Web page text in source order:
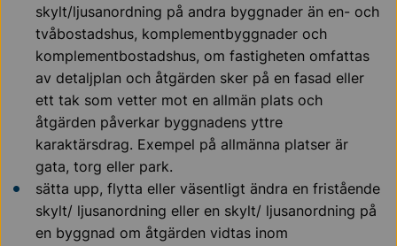
skylt/ljusanordning på andra byggnader än en- och
tvåbostadshus, komplementbyggnader och
komplementbostadshus, om fastigheten omfattas
av detaljplan och åtgärden sker på en fasad eller
ett tak som vetter mot en allmän plats och
åtgärden påverkar byggnadens yttre
karaktärsdrag. Exempel på allmänna platser är
gata, torg eller park.
sätta upp, flytta eller väsentligt ändra en fristående
skylt/ ljusanordning eller en skylt/ ljusanordning på
en byggnad om åtgärden vidtas inom